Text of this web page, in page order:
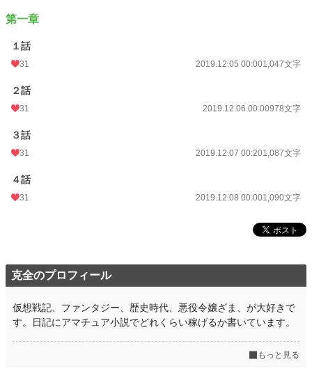
初回完結日時
週間ポイント
年間ポイント
第一章
１話
31 2019.12.05 00:001,047文字
２話
31 2019.12.06 00:00978文字
３話
31 2019.12.07 00:201,087文字
４話
31 2019.12.08 00:001,090文字
克全のプロフィール
仮想戦記、ファンタジー、歴史時代、悪役令嬢ざま、が大好きで
す。日記にアマチュア小説でどれくらい稼げるか書いています。
もっと見る